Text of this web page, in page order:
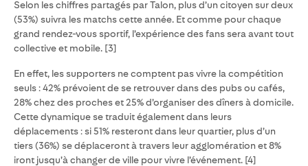
Selon les chiffres partagés par Talon, plus d’un citoyen sur deux
(53%) suivra les matchs cette année. Et comme pour chaque
grand rendez-vous sportif, l’expérience des fans sera avant tout
collective et mobile. [3]
En effet, les supporters ne comptent pas vivre la compétition
seuls : 42% prévoient de se retrouver dans des pubs ou cafés,
28% chez des proches et 25% d’organiser des dîners à domicile.
Cette dynamique se traduit également dans leurs
déplacements : si 51% resteront dans leur quartier, plus d’un
tiers (36%) se déplaceront à travers leur agglomération et 8%
iront jusqu’à changer de ville pour vivre l’événement. [4]